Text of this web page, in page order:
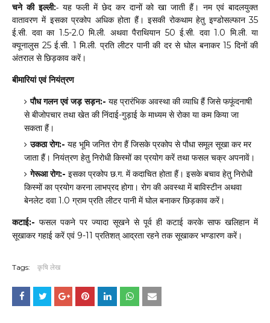
चने की इल्ली:- यह फली में छेद कर दानों को खा जाती हैं। नम एवं बादलयुक्त
वातावरण में इसका प्रकोप अधिक होता हैं। इसकी रोकथाम हेतु इण्डोसल्फान35
ई.सी. दवा का1.5-2.0 मि.ली. अथवा पैराथियान 50 ई.सी. दवा1.0 मि.ली. या
क्यूनालुस25ई.सी. 1मि.ली. प्रति लीटर पानी की दर से घोल बनाकर15 दिनों की
अंतराल से छिड़काव करें।
बीमारियां एवं नियंत्रण
पौध गलन एवं जड़ सड़न:- यह प्रारंभिक अवस्था की व्याधि हैं जिसे फफूंदनाषी
से बीजोपचार तथा खेत की निंदाई-गुड़ाई के माध्यम से रोका या कम किया जा
सकता हैं।
उकठा रोग:- यह भूमि जनित रोग हैं जिसके प्रकोप से पौधा समूल सूखा कर मर
जाता हैं। नियंत्रण हेतु निरोधी किस्मों का प्रयोग करें तथा फसल चक्र अपनावें।
गेरूआ रोग:- इसका प्रकोप छ.ग. में कदाचित होता हैं। इसके बचाव हेतु निरोधी
किस्मों का प्रयोग करना लाभप्रद होगा। रोग की अवस्था में बाविस्टीन अथवा
बेनलेट दवा1.0 ग्राम प्रति लीटर पानी में घोल बनाकर छिड़काव करें।
कटाई:- फसल पकने पर ज्यादा सूखने से पूर्व ही कटाई करके साफ खलिहान में
सूखाकर गहाई करें एवं 9-11 प्रतिशत् आद्रता रहने तक सूखाकर भण्डारण करें।
Tags: कृषि लेख